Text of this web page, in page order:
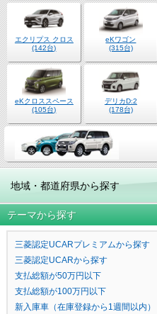
エクリプス クロス
(142台)
eKワゴン
(315台)
eKクロススペース
(105台)
デリカD:2
(178台)
地域・都道府県から探す
テーマから探す
三菱認定UCARプレミアムから探す
三菱認定UCARから探す
支払総額が50万円以下
支払総額が100万円以下
新入庫車（在庫登録から1週間以内）